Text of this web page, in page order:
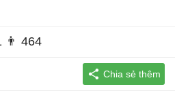
👨 464